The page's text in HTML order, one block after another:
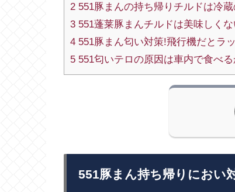
2 551豚まんの持ち帰りチルドは冷
3 551蓬莱豚まんチルドは美味しく
4 551豚まん匂い対策!飛行機だとラ
5 551匂いテロの原因は車内で食べ
551豚まん持ち帰りにおい